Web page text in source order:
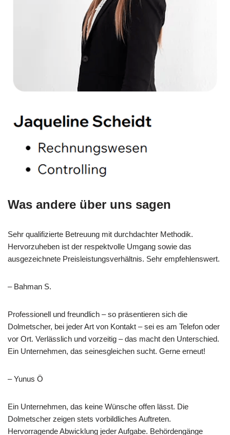
Was andere über uns sagen
Sehr qualifizierte Betreuung mit durchdachter Methodik.
Hervorzuheben ist der respektvolle Umgang sowie das
ausgezeichnete Preisleistungsverhältnis. Sehr empfehlenswert.
– Bahman S.
Professionell und freundlich – so präsentieren sich die
Dolmetscher, bei jeder Art von Kontakt – sei es am Telefon oder
vor Ort. Verlässlich und vorzeitig – das macht den Unterschied.
Ein Unternehmen, das seinesgleichen sucht. Gerne erneut!
– Yunus Ö
Ein Unternehmen, das keine Wünsche offen lässt. Die
Dolmetscher zeigen stets vorbildliches Auftreten.
Hervorragende Abwicklung jeder Aufgabe. Behördengänge